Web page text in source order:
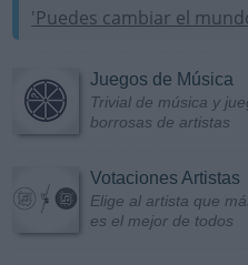
'Puedes cambiar el
Juegos de Música
Trivial de música y
borrosas de artistas
Votaciones Artistas
Elige al artista que
es el mejor de todos